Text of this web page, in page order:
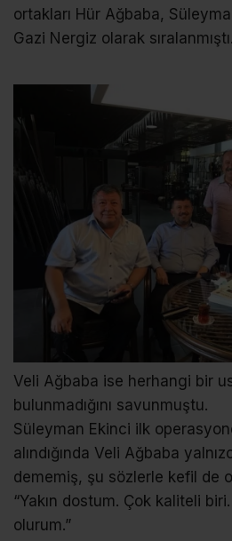
ortakları Hür Ağbaba,
Gazi Nergiz olarak sıralanmıştı.
Veli Ağbaba ise herhangi bir
bulunmadığını savunmuştu.
Süleyman Ekinci ilk
alındığında Veli Ağbaba
dememiş, şu sözlerle kefil de
“Yakın dostum. Çok kaliteli
olurum.”